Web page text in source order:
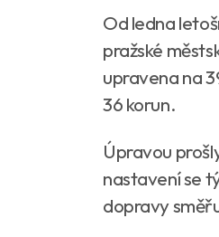
Od ledna
pražské
upravena na
36 korun.
Úpravou
nastavení se
dopravy